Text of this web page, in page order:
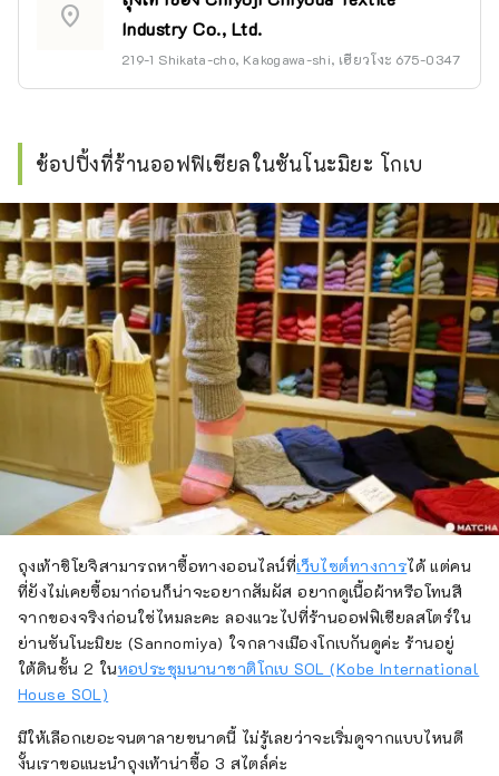
location_on
Industry Co., Ltd.
219-1 Shikata-cho, Kakogawa-shi, เฮียวโงะ 675-0347
ช้อปปิ้งที่ร้านออฟฟิเชียลในซันโนะมิยะ โกเบ
ถุงเท้าชิโยจิสามารถหาซื้อทางออนไลน์ที่เว็บไซต์ทางการได้ แต่คน
ที่ยังไม่เคยซื้อมาก่อนก็น่าจะอยากสัมผัส อยากดูเนื้อผ้าหรือโทนสี
จากของจริงก่อนใช่ไหมละคะ ลองแวะไปที่ร้านออฟฟิเชียลสโตร์ใน
ย่านซันโนะมิยะ (Sannomiya) ใจกลางเมืองโกเบกันดูค่ะ ร้านอยู่
ใต้ดินชั้น 2 ในหอประชุมนานาชาติโกเบ SOL (Kobe International
House SOL)
มีให้เลือกเยอะจนตาลายขนาดนี้ ไม่รู้เลยว่าจะเริ่มดูจากแบบไหนดี
งั้นเราขอแนะนำถุงเท้าน่าซื้อ 3 สไตล์ค่ะ